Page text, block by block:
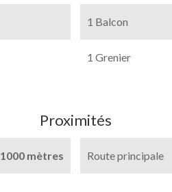
1 Balcon
1 Grenier
Proximités
1000 mètres Route principale